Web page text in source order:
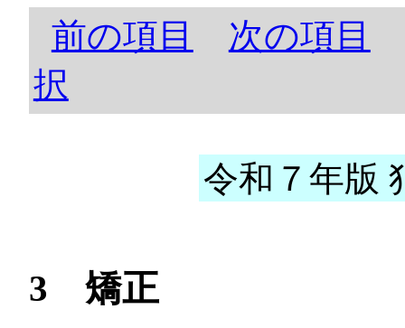
前の項目
次の項目
択
令和７年版
3 矯正